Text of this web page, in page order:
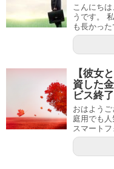
こんにち
うです。
も長かっ
【彼女
資した
ビス終了
おはよう
庭用でも
スマート